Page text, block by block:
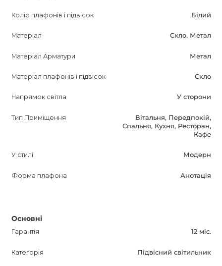
тих, хто цінує стиль, функціональність і якість. Він чудово
стане справжнім прикрасою інтер'єру. Придбавши цей
продукт, ви отримуєте не тільки красивий і
місяців.
допомогою SKYERNE підвісного світильника!
Колір плафонів і підвісок Білий
Матеріал Скло, Метал
Матеріал Арматури Метал
Матеріал плафонів і підвісок Скло
Напрямок світла У сторони
Тип Приміщення
Вітальня, Передпокій,
Спальня, Кухня, Ресторан,
Кафе
У стилі Модерн
Форма плафона Анотація
Основні
Гарантія 12 міс.
Категорія Підвісний світильник